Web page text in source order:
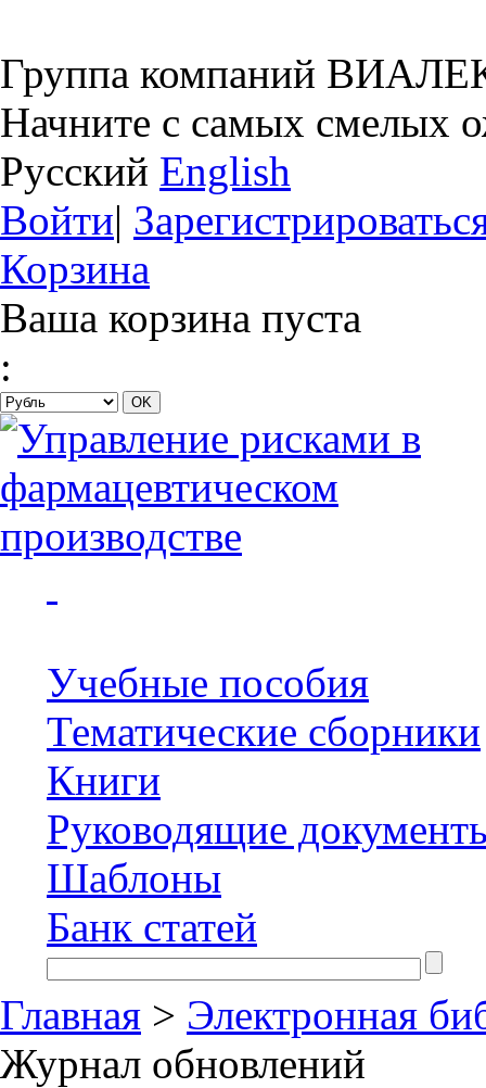
Группа компаний
Начните с самых смелых
Русский English
Войти|
Корзина
Ваша корзина пуста
:
Учебные пособия
Тематические сборники
Книги
Руководящие
Шаблоны
Банк статей
Главная > Электронная
Журнал обновлений